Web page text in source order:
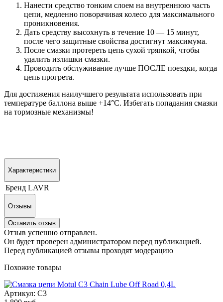
Нанести средство тонким слоем на внутреннюю часть
цепи, медленно поворачивая колесо для максимального
проникновения.
Дать средству высохнуть в течение 10 — 15 минут,
после чего защитные свойства достигнут максимума.
После смазки протереть цепь сухой тряпкой, чтобы
удалить излишки смазки.
Проводить обслуживание лучше ПОСЛЕ поездки, когда
цепь прогрета.
Для достижения наилучшего результата использовать при
температуре баллона выше +14°C. Избегать попадания смазки
на тормозные механизмы!
Характеристики
Бренд LAVR
Отзывы
Оставить отзыв
Отзыв успешно отправлен.
Он будет проверен администратором перед публикацией.
Перед публикацией отзывы проходят модерацию
Похожие товары
Артикул: C3